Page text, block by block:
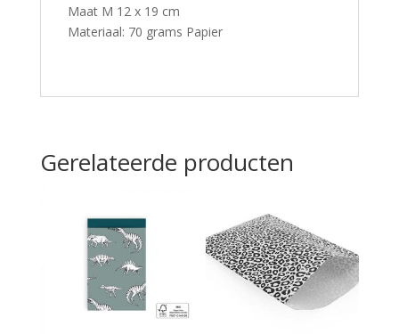
Maat M 12 x 19 cm
Materiaal: 70 grams Papier
Gerelateerde producten